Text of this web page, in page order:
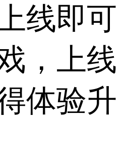
线即可
，上线
体验升